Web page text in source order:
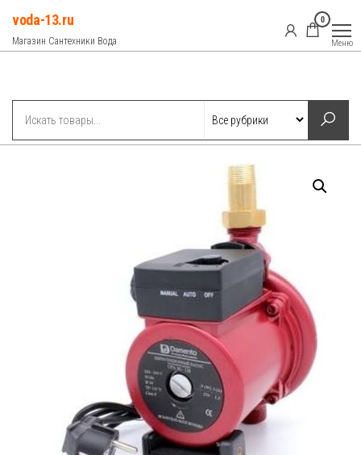
Перейти
содержимому
voda-13.ru
Магазин Сантехники Вода
0
Меню